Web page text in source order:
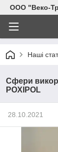
ООО "Веко-
Наші
Сфери
POXIPOL
28.10.2021